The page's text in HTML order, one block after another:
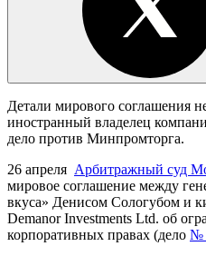
Детали мирового соглашения
иностранный владелец
дело против Минпромторга.
26 апреля Арбитражный суд
мировое соглашение между
вкуса» Денисом Сологубом и
Demanor Investments Ltd. об
корпоративных правах (дело №